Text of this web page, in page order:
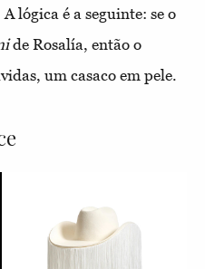
lógica é a seguinte: se o
de Rosalía, então o
um casaco em pele.